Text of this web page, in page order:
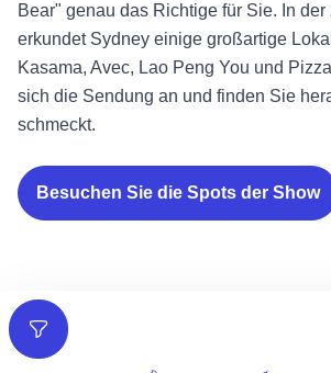
Bear" genau das Richtige für Sie. In der
erkundet Sydney einige großartige
Kasama, Avec, Lao Peng You und
sich die Sendung an und finden Sie
schmeckt.
Besuchen Sie die Spots der Show
Filter